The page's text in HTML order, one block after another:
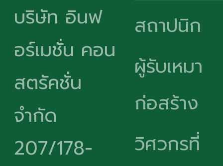
บริษัท อินฟ
อร์เมชั่น คอน
สตรัคชั่น
จำกัด
207/178-
สถาปนิก
ผู้รับเหมา
ก่อสร้าง
วิศวกรที่